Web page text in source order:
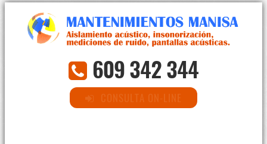
609 342 344
CONSULTA ON-LINE